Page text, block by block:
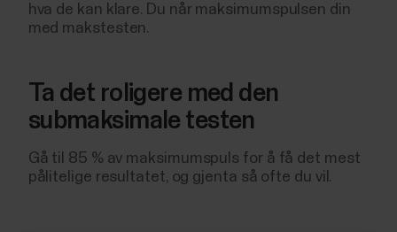
hva de kan klare. Du når maksimumspulsen din
med makstesten.
Ta det roligere med den
submaksimale testen
Gå til 85 % av maksimumspuls for å få det mest
pålitelige resultatet, og gjenta så ofte du vil.